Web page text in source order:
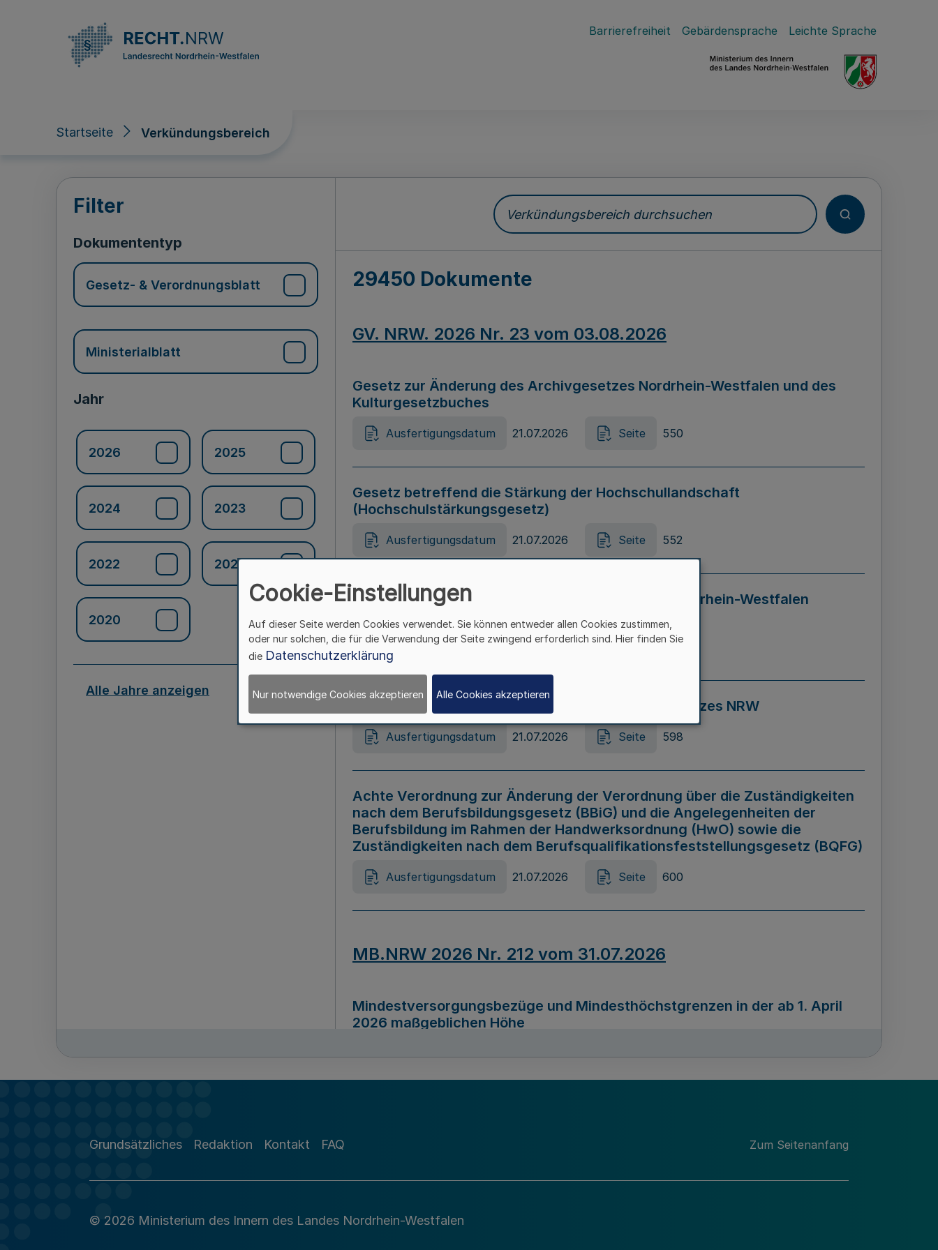
Barrierefreiheit Gebärdensprache Leichte Sprache
Startseite Verkündungsbereich
Verkündungsbereich
Filter
Dokumententyp
Gesetz- & Verordnungsblatt
Ministerialblatt
Jahr
2026 2025
2024 2023
2022 2021
2020
Alle Jahre anzeigen
Verkündungsbereich durchsuchen
29450 Dokumente
GV. NRW. 2026 Nr. 23 vom 03.08.2026
Gesetz zur Änderung des Archivgesetzes Nordrhein-Westfalen und des
Kulturgesetzbuches
Ausfertigungsdatum 21.07.2026 Seite 550
Gesetz betreffend die Stärkung der Hochschullandschaft
(Hochschulstärkungsgesetz)
Ausfertigungsdatum 21.07.2026 Seite 552
Gesetz zur Vermeidung von Diskriminierung in Nordrhein-Westfalen
(Landesantidiskriminierungsgesetz – LADG NRW)
Ausfertigungsdatum 21.07.2026 Seite 595
Gesetz zur Änderung des Online-Casinospiel Gesetzes NRW
Ausfertigungsdatum 21.07.2026 Seite 598
Achte Verordnung zur Änderung der Verordnung über die Zuständigkeiten
nach dem Berufsbildungsgesetz (BBiG) und die Angelegenheiten der
Berufsbildung im Rahmen der Handwerksordnung (HwO) sowie die
Zuständigkeiten nach dem Berufsqualifikationsfeststellungsgesetz (BQFG)
Ausfertigungsdatum 21.07.2026 Seite 600
MB.NRW 2026 Nr. 212 vom 31.07.2026
Mindestversorgungsbezüge und Mindesthöchstgrenzen in der ab 1. April
2026 maßgeblichen Höhe
Richtlinie zur Durchführung des Förderprogramms „Mittelstand Innovativ &
Grundsätzliches Redaktion Kontakt FAQ Zum Seitenanfang
© 2026 Ministerium des Innern des Landes Nordrhein-Westfalen
Cookie-Einstellungen
Auf dieser Seite werden Cookies verwendet. Sie können entweder allen Cookies zustimmen,
oder nur solchen, die für die Verwendung der Seite zwingend erforderlich sind. Hier finden Sie
die Datenschutzerklärung
Nur notwendige Cookies akzeptieren Alle Cookies akzeptieren